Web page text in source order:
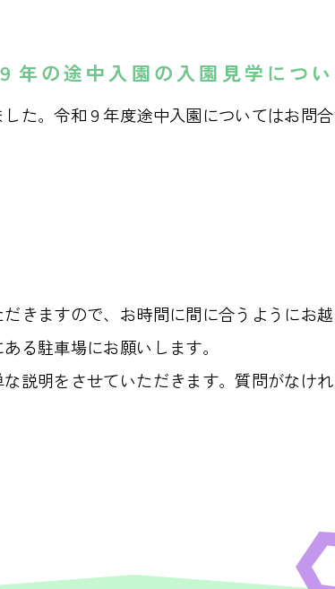
年の途中入園の入園見学につ
た。令和９年度途中入園についてはお問
きますので、お時間に間に合うようにお
る駐車場にお願いします。
説明をさせていただきます。質問がなけ